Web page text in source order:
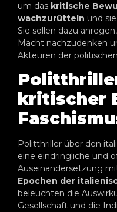
um das kritische
wachzurütteln und
Sie sollen dazu
Macht nachzudenken
Akteuren der
kritischer
Politthriller über den
eine eindringliche und
Auseinandersetzung
Epochen der
beleuchten die
Gesellschaft und die